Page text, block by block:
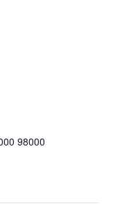
98000